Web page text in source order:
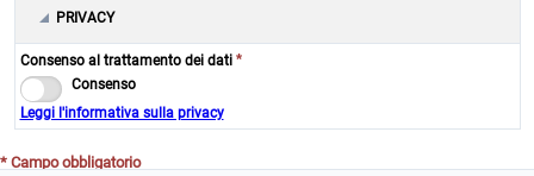
PRIVACY
Consenso al trattamento dei dati *
Consenso
Leggi l'informativa sulla privacy
* Campo obbligatorio